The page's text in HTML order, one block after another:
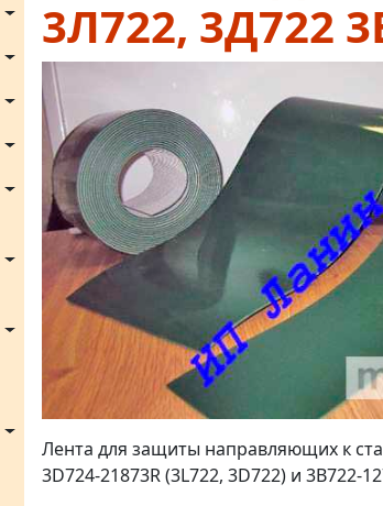
3Л722, 3Д722
Лента для защиты направляющих к
3D724-21873R (3L722, 3D722) и 3B722-